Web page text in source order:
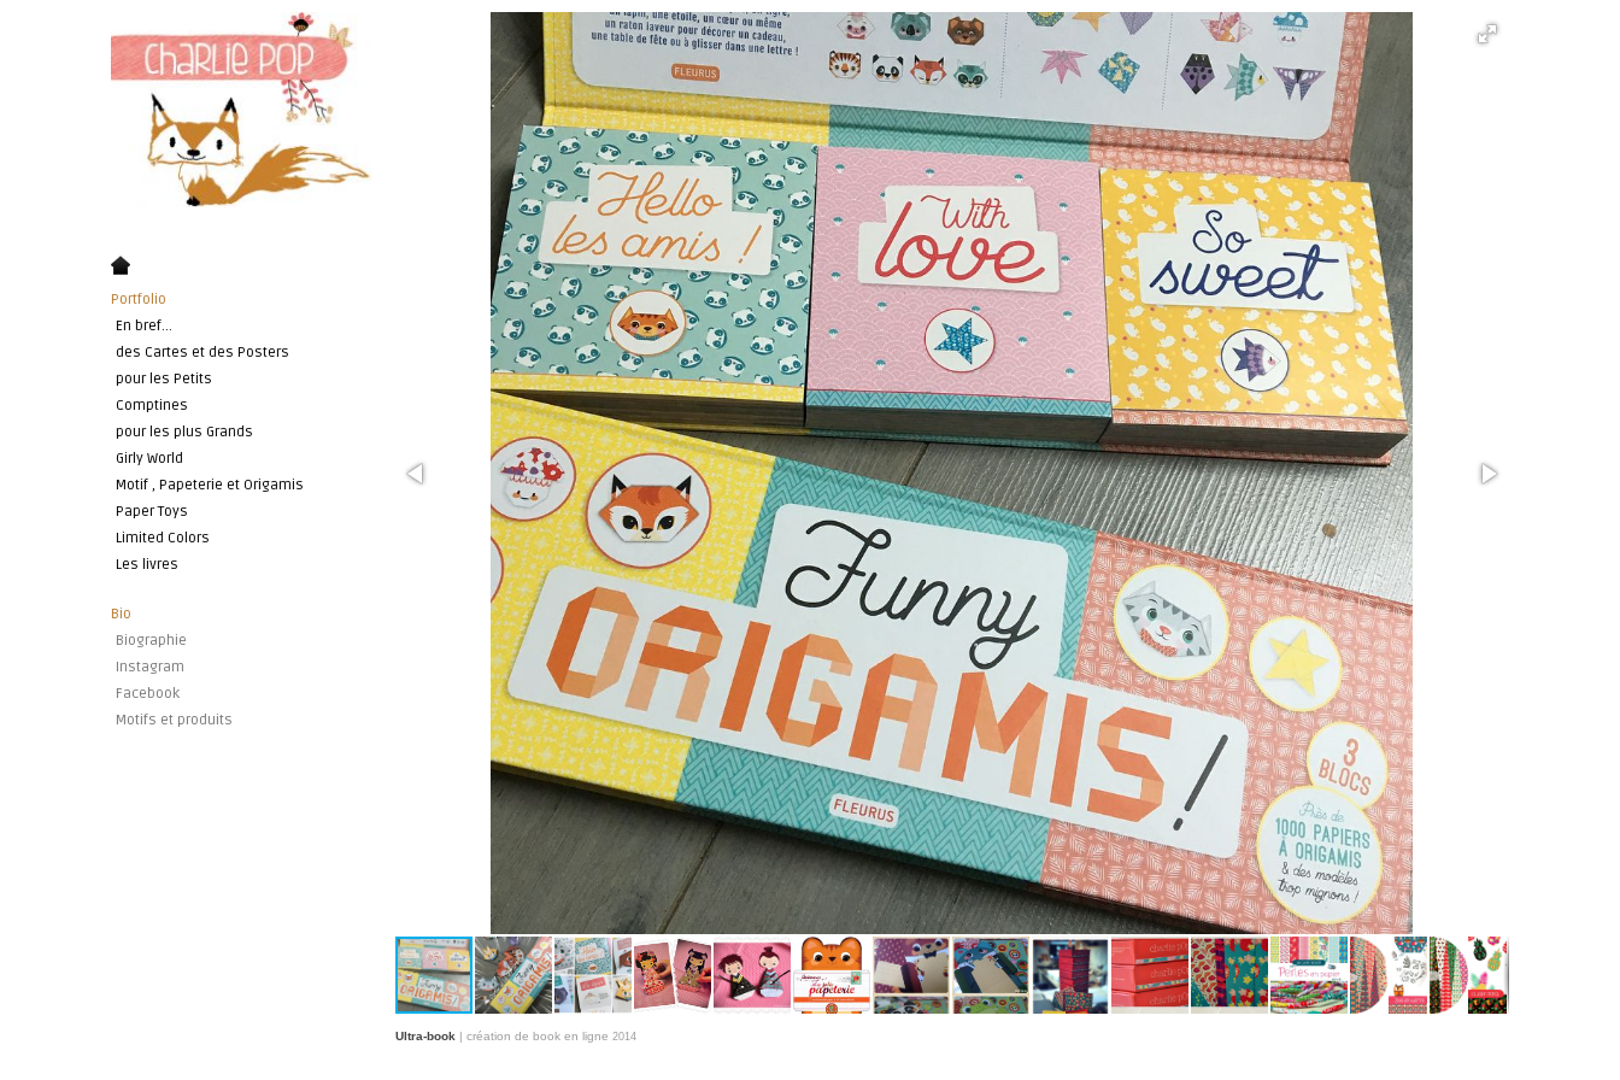
Portfolio
En bref...
des Cartes et des Posters
pour les Petits
Comptines
pour les plus Grands
Girly World
Motif , Papeterie et Origamis
Paper Toys
Limited Colors
Les livres
Bio
Biographie
Instagram
Facebook
Motifs et produits
Ultra-book | création de book en ligne 2014